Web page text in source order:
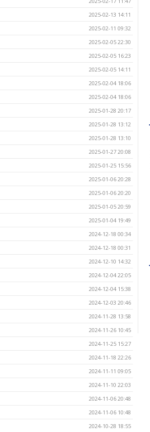
2025-02-13 14:11
2025-02-11 09:32
2025-02-05 22:30
2025-02-05 16:23
2025-02-05 14:11
2025-02-04 18:06
2025-02-04 18:06
2025-01-28 20:17
2025-01-28 13:12
2025-01-28 13:10
2025-01-27 20:08
2025-01-25 15:56
2025-01-06 20:28
2025-01-06 20:20
2025-01-05 20:59
2025-01-04 19:49
2024-12-18 00:34
2024-12-18 00:31
2024-12-10 14:32
2024-12-04 22:05
2024-12-04 15:38
2024-12-03 20:46
2024-11-28 13:58
2024-11-26 10:45
2024-11-25 15:27
2024-11-18 22:26
2024-11-11 09:05
2024-11-10 22:03
2024-11-06 20:48
2024-11-06 10:48
2024-10-28 18:55